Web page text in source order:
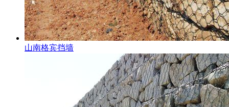
山南格宾挡墙